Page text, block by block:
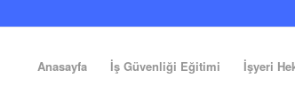
Anasayfa İş Güvenliği Eğitimi İşyeri